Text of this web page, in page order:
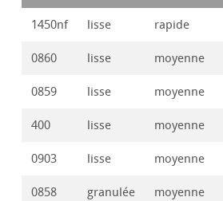
1450nf lisse rapide
0860 lisse moyenne
0859 lisse moyenne
400 lisse moyenne
0903 lisse moyenne
0858 granulée moyenne